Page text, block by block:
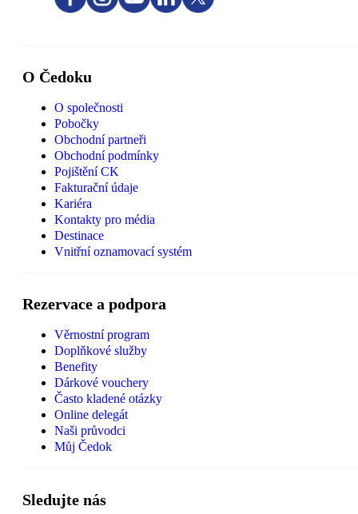
O Čedoku
O společnosti
Pobočky
Obchodní partneři
Obchodní podmínky
Pojištění CK
Fakturační údaje
Kariéra
Kontakty pro média
Destinace
Vnitřní oznamovací systém
Rezervace a podpora
Věrnostní program
Doplňkové služby
Benefity
Dárkové vouchery
Často kladené otázky
Online delegát
Naši průvodci
Můj Čedok
Sledujte nás